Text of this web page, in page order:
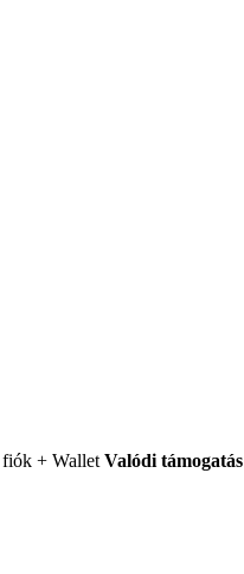
+ Wallet Valódi támogatás